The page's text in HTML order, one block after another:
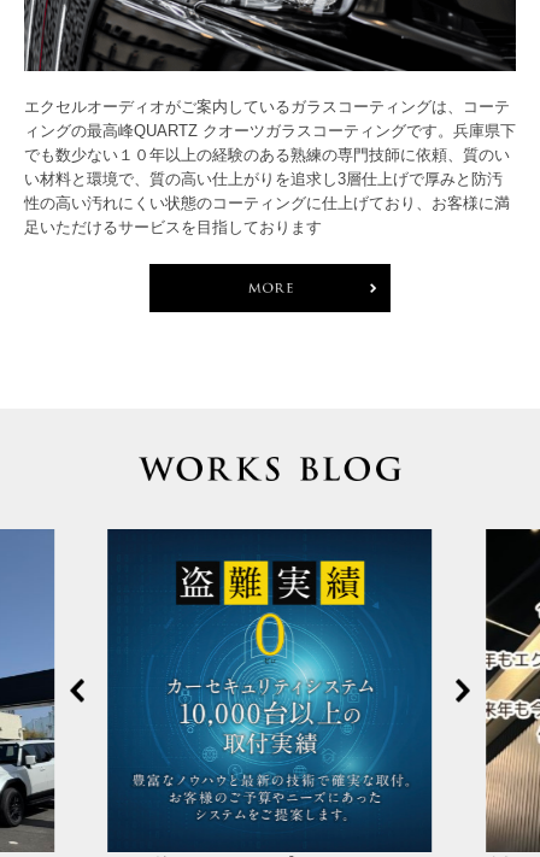
エクセルオーディオがご案内しているガラスコーティングは、コーテ
ィングの最高峰QUARTZ クオーツガラスコーティングです。兵庫県下
でも数少ない１０年以上の経験のある熟練の専門技師に依頼、質のい
い材料と環境で、質の高い仕上がりを追求し3層仕上げで厚みと防汚
性の高い汚れにくい状態のコーティングに仕上げており、お客様に満
足いただけるサービスを目指しております
Prev Next